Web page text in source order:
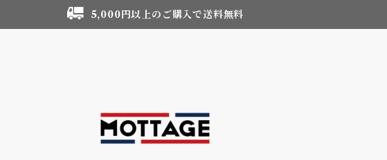
5,000円以上のご購入で送料無料